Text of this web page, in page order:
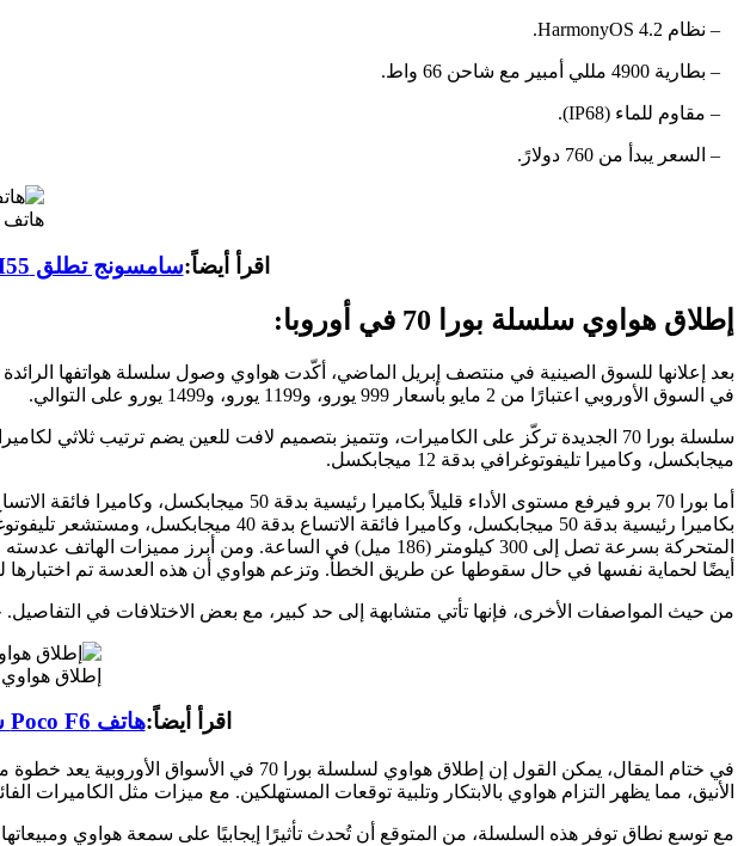
– نظام HarmonyOS 4.2.
– بطارية 4900 مللي أمبير مع شاحن 66 واط.
– مقاوم للماء (IP68).
– السعر يبدأ من 760 دولارً.
هاتف HUAWEI Pura 70
اقرأ أيضاً:سامسونج تطلق Galaxy M55 بمميزات متقدمة وسعر تنافسي
إطلاق هواوي سلسلة بورا 70 في أوروبا:
في السوق الأوروبي اعتبارًا من 2 مايو بأسعار 999 يورو، و1199 يورو، و1499 يورو على التوالي.
ميجابكسل، وكاميرا تليفوتوغرافي بدقة 12 ميجابكسل.
المتحركة بسرعة تصل إلى 300 كيلومتر (186 ميل) في الساعة.
أيضًا لحماية نفسها في حال سقوطها عن طريق الخطأ. وتزعم هواوي أن هذه العدسة تم اختبارها لما يصل إلى 300 ألف دورة انكماش (أو 150 مرة في
من حيث المواصفات الأخرى، فإنها تأتي متشابهة إلى حد كبير، مع بعض الاختلافات في التفاصيل. حيث يتميز بورا 70 بشاشة بحجم 6.6 بوصة
إطلاق هواوي سلسلة
اقرأ أيضاً:هاتف Poco F6 سيُصدر بمعالج Snapdragon 8s Gen 3
في ختام المقال، يمكن القول إن إطلاق هواوي
الأنيق، مما يظهر التزام هواوي بالابتكار وتلبية توقعات المستهلكين. مع ميزات مثل
مع توسع نطاق توفر هذه السلسلة، من المتوقع أن تُحدث تأثيرًا إيجابيًا على سمعة هواوي